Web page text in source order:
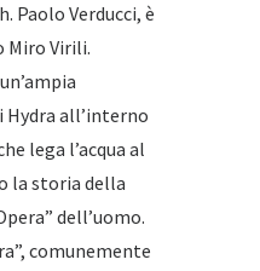
Paolo Verducci, è
Virili.
all’interno
lega l’acqua al
la storia della
dell’uomo.
comunemente